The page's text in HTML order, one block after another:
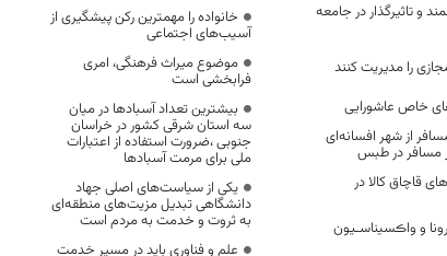
و تاثیرگذار در جامعه
را مدیریت کنند
خاص عاشورایی
از شهر افسانه‌ای
قاچاق کالا در
و واڪسیناسـیون
خانواده را مهمترین رکن پیشگیری از
آسیب‌های اجتماعی
موضوع میراث فرهنگی، امری
فرابخشی است
بیشترین تعداد آسبادها در میان
سه استان شرقی کشور در خراسان
جنوبی ،ضرورت استفاده از اعتبارات
ملی برای مرمت آسبادها
یکی از سیاست‌های اصلی جهاد
دانشگاهی تبدیل مزیت‌های منطقه‌ای
به ثروت و خدمت به مردم است
علم و فناوری باید در مسیر خدمت